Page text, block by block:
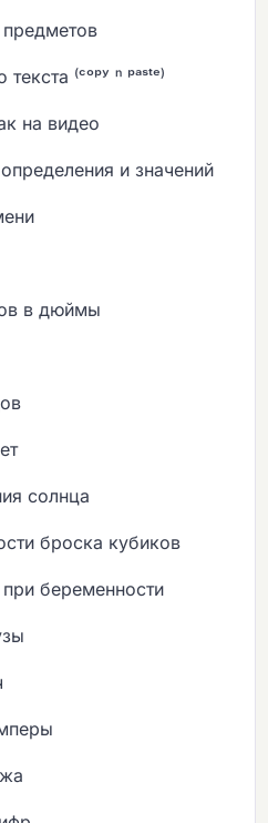
⁽ᶜᵒᵖʸ ⁿ ᵖᵃˢᵗᵉ⁾
на видео
и значений
в дюймы
солнца
броска кубиков
беременности